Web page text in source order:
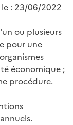
: 23/06/2022
ou plusieurs
pour une
économique ;
procédure.